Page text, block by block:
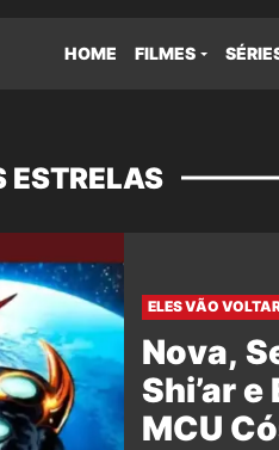
HOME FILMES
ESTRELAS
ELES VÃO
Nova,
Shi’ar
MCU